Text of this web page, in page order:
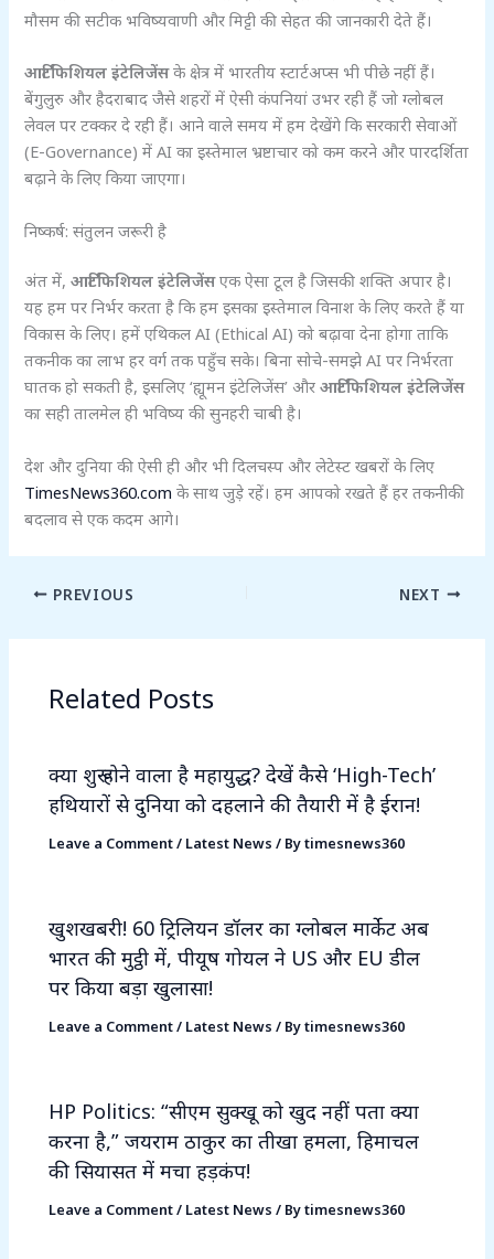
मौसम की सटीक भविष्यवाणी और मिट्टी की सेहत की जानकारी देते हैं।
आर्टिफिशियल इंटेलिजेंसके क्षेत्र में भारतीय स्टार्टअप्स भी पीछे नहीं हैं।
बेंगुलुरु और हैदराबाद जैसे शहरों में ऐसी कंपनियां उभर रही हैं जो ग्लोबल
लेवल पर टक्कर दे रही हैं। आने वाले समय में हम देखेंगे कि सरकारी सेवाओं
(E-Governance) में AI का इस्तेमाल भ्रष्टाचार को कम करने और पारदर्शिता
बढ़ाने के लिए किया जाएगा।
निष्कर्ष: संतुलन जरूरी है
अंत में,आर्टिफिशियल इंटेलिजेंसएक ऐसा टूल है जिसकी शक्ति अपार है।
यह हम पर निर्भर करता है कि हम इसका इस्तेमाल विनाश के लिए करते हैं या
विकास के लिए। हमें एथिकल AI (Ethical AI) को बढ़ावा देना होगा ताकि
तकनीक का लाभ हर वर्ग तक पहुँच सके। बिना सोचे-समझे AI पर निर्भरता
घातक हो सकती है, इसलिए ‘ह्यूमन इंटेलिजेंस’ औरआर्टिफिशियल इंटेलिजेंस
का सही तालमेल ही भविष्य की सुनहरी चाबी है।
देश और दुनिया की ऐसी ही और भी दिलचस्प और लेटेस्ट खबरों के लिए
TimesNews360.com के साथ जुड़े रहें। हम आपको रखते हैं हर तकनीकी
बदलाव से एक कदम आगे।
PREVIOUS NEXT
Related Posts
क्या शुरू होने वाला है महायुद्ध? देखें कैसे ‘High-Tech’
हथियारों से दुनिया को दहलाने की तैयारी में है ईरान!
Leave a Comment/ Latest News / Bytimesnews360
खुशखबरी! 60 ट्रिलियन डॉलर का ग्लोबल मार्केट अब
भारत की मुट्ठी में, पीयूष गोयल ने US और EU डील
पर किया बड़ा खुलासा!
Leave a Comment/ Latest News / Bytimesnews360
HP Politics: “सीएम सुक्खू को खुद नहीं पता क्या
करना है,” जयराम ठाकुर का तीखा हमला, हिमाचल
की सियासत में मचा हड़कंप!
Leave a Comment/ Latest News / Bytimesnews360